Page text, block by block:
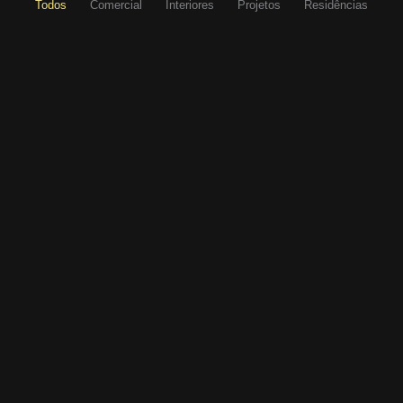
Todos Comercial Interiores Projetos Residências